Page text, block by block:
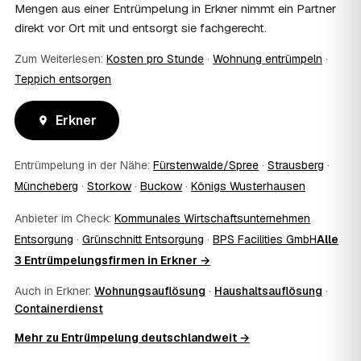
Ja. Die Partner entsorgen über zugelassene Höfe und
stellen auf Wunsch einen Entsorgungsnachweis aus —
oder die eigene Dokumentation.
09 Muss ich bei der Entrümpelung anwesend sein?
Nicht zwingend. Viele Kunden in Erkner sind nur zur
Übergabe und zum Abschluss vor Ort; den genauen
Ablauf — etwa die Schlüsselübergabe — stimmen Sie
10 Was ist im Festpreis enthalten?
Der Festpreis deckt in der Regel das komplette
fachgerechte Entsorgung ab — auf Wunsch inklusive
besenreiner Übergabe. Es gibt keine versteckten
Zusatzkosten: Was vereinbart ist, gilt. Anrechenbare
11
Was kostet die Anfrage über AWL Zentrum?
Die Anfrage ist kostenlos und unverbindlich. AWL
Zentrum ist Vermittler: Sie schildern einmal, was raus
Mengen aus einer Entrümpelung in Erkner nimmt ein Partner
direkt vor Ort mit und entsorgt sie fachgerecht.
Zum Weiterlesen: Kosten pro Stunde · Wohnung entrümpeln ·
Teppich entsorgen
Erkner
Entrümpelung in der Nähe: Fürstenwalde/Spree · Strausberg ·
Müncheberg · Storkow · Buckow · Königs Wusterhausen
Anbieter im Check: Kommunales Wirtschaftsunternehmen
Entsorgung · Grünschnitt Entsorgung · BPS Facilities GmbHAlle
3 Entrümpelungsfirmen in Erkner →
Auch in Erkner: Wohnungsauflösung · Haushaltsauflösung ·
Containerdienst
Mehr zu Entrümpelung deutschlandweit →